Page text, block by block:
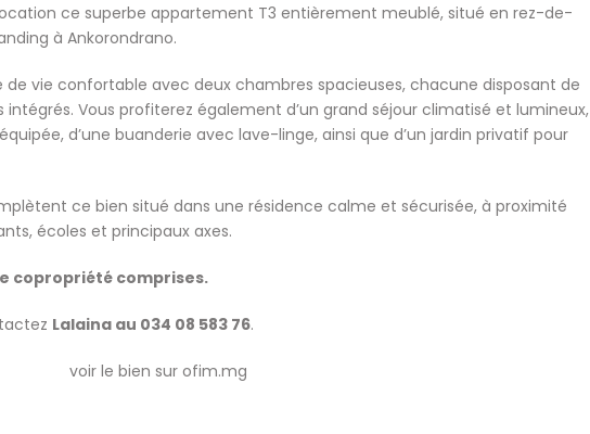
ce superbe appartement T3 entièrement meublé, situé en rez-de-
à Ankorondrano.
vie confortable avec deux chambres spacieuses, chacune disposant de
intégrés. Vous profiterez également d’un grand séjour climatisé et lumineux,
d’une buanderie avec lave-linge, ainsi que d’un jardin privatif pour
ce bien situé dans une résidence calme et sécurisée, à proximité
écoles et principaux axes.
copropriété comprises.
Lalaina au 034 08 583 76.
voir le bien sur ofim.mg